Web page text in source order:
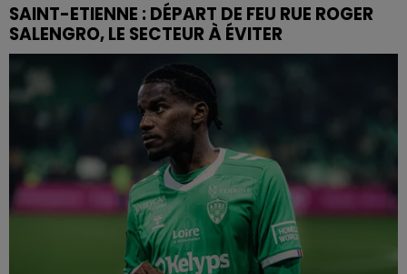
SAINT-ETIENNE : DÉPART DE FEU RUE ROGER
SALENGRO, LE SECTEUR À ÉVITER